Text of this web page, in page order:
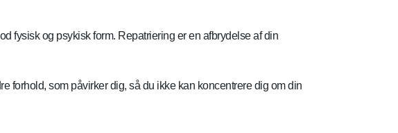
fysisk og psykisk form. Repatriering er en afbrydelse af din
forhold, som påvirker dig, så du ikke kan koncentrere dig om din